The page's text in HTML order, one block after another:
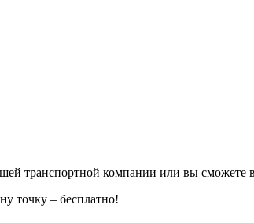
транспортной компании или вы сможете
точку – бесплатно!